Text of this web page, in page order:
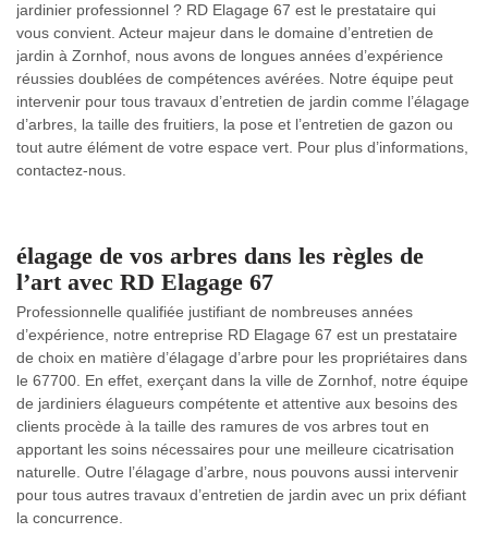
jardinier professionnel ? RD Elagage 67 est le prestataire qui
vous convient. Acteur majeur dans le domaine d’entretien de
jardin à Zornhof, nous avons de longues années d’expérience
réussies doublées de compétences avérées. Notre équipe peut
intervenir pour tous travaux d’entretien de jardin comme l’élagage
d’arbres, la taille des fruitiers, la pose et l’entretien de gazon ou
tout autre élément de votre espace vert. Pour plus d’informations,
contactez-nous.
élagage de vos arbres dans les règles de
l’art avec RD Elagage 67
Professionnelle qualifiée justifiant de nombreuses années
d’expérience, notre entreprise RD Elagage 67 est un prestataire
de choix en matière d’élagage d’arbre pour les propriétaires dans
le 67700. En effet, exerçant dans la ville de Zornhof, notre équipe
de jardiniers élagueurs compétente et attentive aux besoins des
clients procède à la taille des ramures de vos arbres tout en
apportant les soins nécessaires pour une meilleure cicatrisation
naturelle. Outre l’élagage d’arbre, nous pouvons aussi intervenir
pour tous autres travaux d’entretien de jardin avec un prix défiant
la concurrence.